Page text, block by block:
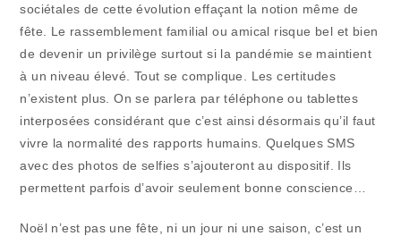
sociétales de cette évolution effaçant la notion même de
fête. Le rassemblement familial ou amical risque bel et bien
de devenir un privilège surtout si la pandémie se maintient
à un niveau élevé. Tout se complique. Les certitudes
n’existent plus. On se parlera par téléphone ou tablettes
interposées considérant que c’est ainsi désormais qu’il faut
vivre la normalité des rapports humains. Quelques SMS
avec des photos de selfies s’ajouteront au dispositif. Ils
permettent parfois d’avoir seulement bonne conscience…
Noël n’est pas une fête, ni un jour ni une saison, c’est un